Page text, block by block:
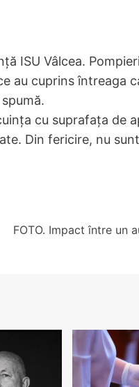
ISU Vâlcea.
au cuprins întreaga
cu suprafața de
Din fericire, nu
FOTO. Impact între un